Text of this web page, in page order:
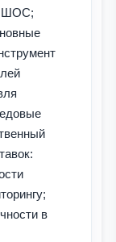
ШОС;
в